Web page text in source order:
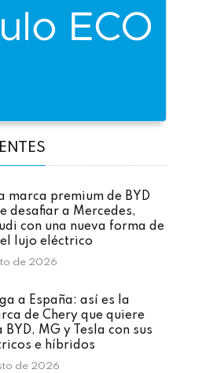
marca premium de BYD
desafiar a Mercedes,
con una nueva forma de
lujo eléctrico
de 2026
a España: así es la
de Chery que quiere
BYD, MG y Tesla con sus
e híbridos
de 2026